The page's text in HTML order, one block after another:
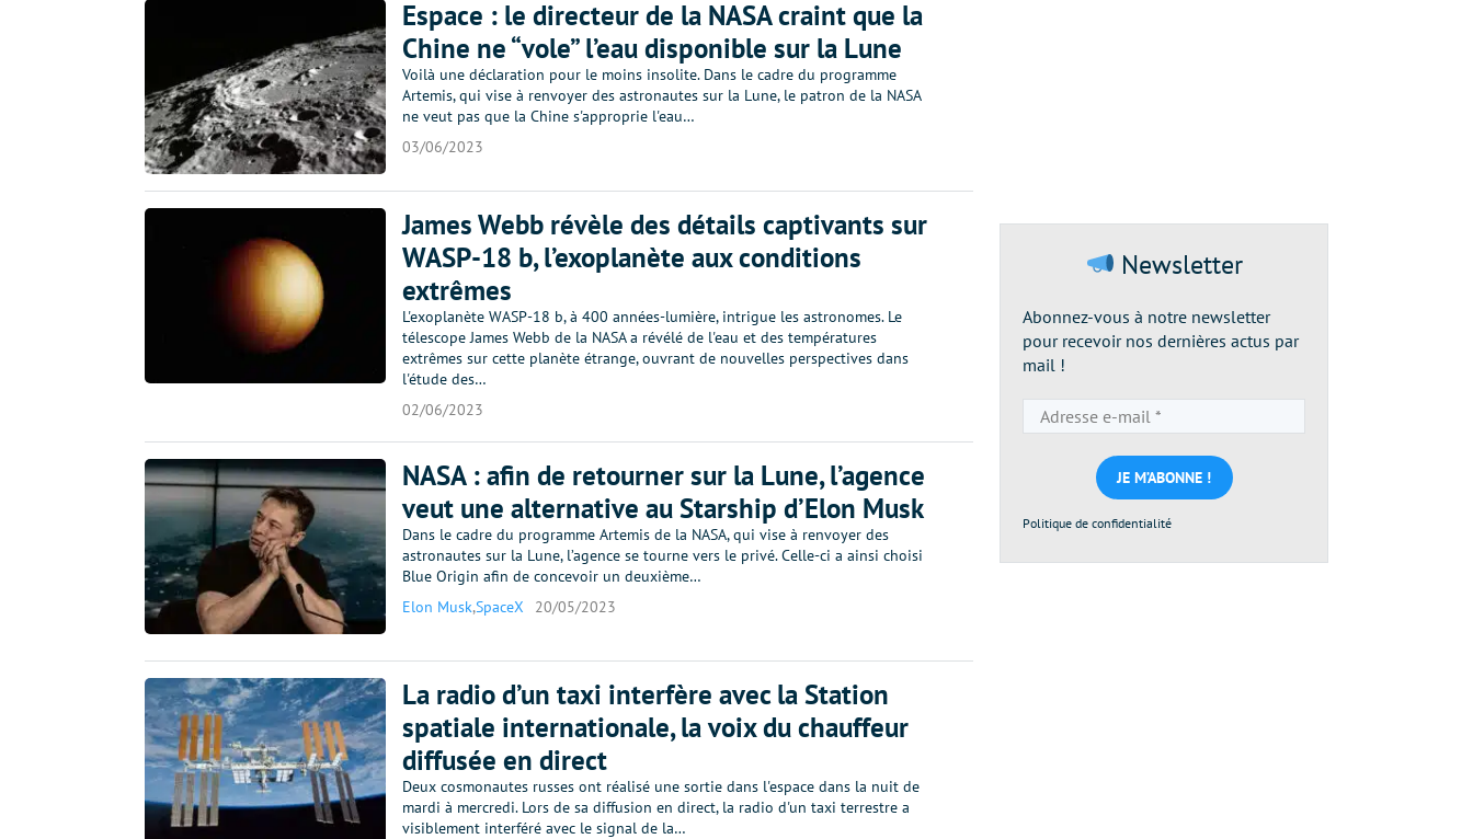
Espace : le directeur de la NASA craint que la
Chine ne “vole” l’eau disponible sur la Lune
Voilà une déclaration pour le moins insolite. Dans le cadre du programme
Artemis, qui vise à renvoyer des astronautes sur la Lune, le patron de la NASA
ne veut pas que la Chine s'approprie l'eau…
03/06/2023
James Webb révèle des détails captivants sur
WASP-18 b, l’exoplanète aux conditions
extrêmes
L'exoplanète WASP-18 b, à 400 années-lumière, intrigue les astronomes. Le
télescope James Webb de la NASA a révélé de l'eau et des températures
extrêmes sur cette planète étrange, ouvrant de nouvelles perspectives dans
l'étude des…
02/06/2023
NASA : afin de retourner sur la Lune, l’agence
veut une alternative au Starship d’Elon Musk
Dans le cadre du programme Artemis de la NASA, qui vise à renvoyer des
astronautes sur la Lune, l’agence se tourne vers le privé. Celle-ci a ainsi choisi
Blue Origin afin de concevoir un deuxième…
Elon Musk,SpaceX 20/05/2023
La radio d’un taxi interfère avec la Station
spatiale internationale, la voix du chauffeur
diffusée en direct
Deux cosmonautes russes ont réalisé une sortie dans l'espace dans la nuit de
mardi à mercredi. Lors de sa diffusion en direct, la radio d'un taxi terrestre a
visiblement interféré avec le signal de la…
Newsletter
Abonnez-vous à notre newsletter
pour recevoir nos dernières actus par
mail !
e-
mail
*
Politique de confidentialité